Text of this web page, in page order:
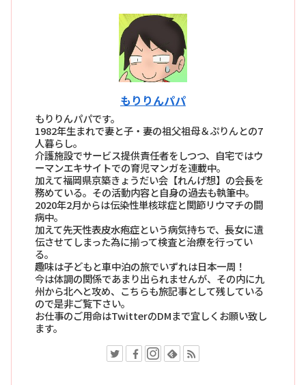
もりりんパパ
もりりんパパです。
1982年生まれで妻と子・妻の祖父祖母＆ぷりんとの7
人暮らし。
介護施設でサービス提供責任者をしつつ、自宅ではウ
ーマンエキサイトでの育児マンガを連載中。
加えて福岡県京築きょうだい会【れんげ想】の会長を
務めている。その活動内容と自身の過去も執筆中。
2020年2月からは伝染性単核球症と関節リウマチの闘
病中。
加えて先天性表皮水疱症という病気持ちで、長女に遺
伝させてしまった為に揃って検査と治療を行ってい
る。
趣味は子どもと車中泊の旅でいずれは日本一周！
今は体調の関係であまり出られませんが、その内に九
州から北へと攻め、こちらも旅記事として残している
ので是非ご覧下さい。
お仕事のご用命はTwitterのDMまで宜しくお願い致し
ます。